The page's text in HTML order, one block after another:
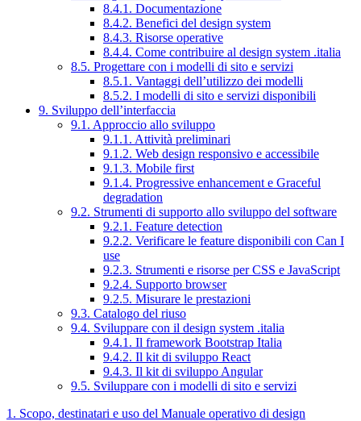
8.4.1. Documentazione
8.4.2. Benefici del design system
8.4.3. Risorse operative
8.4.4. Come contribuire al design system .italia
8.5. Progettare con i modelli di sito e servizi
8.5.1. Vantaggi dell’utilizzo dei modelli
8.5.2. I modelli di sito e servizi disponibili
9. Sviluppo dell’interfaccia
9.1. Approccio allo sviluppo
9.1.1. Attività preliminari
9.1.2. Web design responsivo e accessibile
9.1.3. Mobile first
9.1.4. Progressive enhancement e Graceful
degradation
9.2. Strumenti di supporto allo sviluppo del software
9.2.1. Feature detection
9.2.2. Verificare le feature disponibili con Can I
use
9.2.3. Strumenti e risorse per CSS e JavaScript
9.2.4. Supporto browser
9.2.5. Misurare le prestazioni
9.3. Catalogo del riuso
9.4. Sviluppare con il design system .italia
9.4.1. Il framework Bootstrap Italia
9.4.2. Il kit di sviluppo React
9.4.3. Il kit di sviluppo Angular
9.5. Sviluppare con i modelli di sito e servizi
1. Scopo, destinatari e uso del Manuale operativo di design